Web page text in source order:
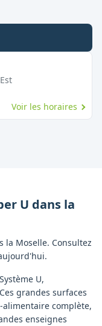
Voir les horaires
U dans la
la Moselle. Consultez
U,
grandes surfaces
complète,
enseignes